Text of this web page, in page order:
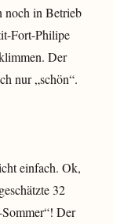
noch in Betrieb
Fort-Philipe
Der
nur „schön“.
einfach. Ok,
32
Der